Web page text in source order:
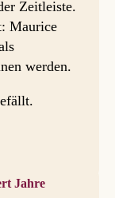
Zeitleiste.
Maurice
werden.
Jahre